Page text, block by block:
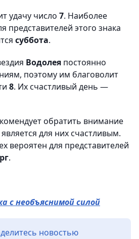
удачу число 7. Наиболее
представителей этого знака
суббота.
Водолея постоянно
поэтому им благоволит
8. Их счастливый день —
обратить внимание
для них счастливым.
вероятен для представителей
.
с необъяснимой силой
новостью